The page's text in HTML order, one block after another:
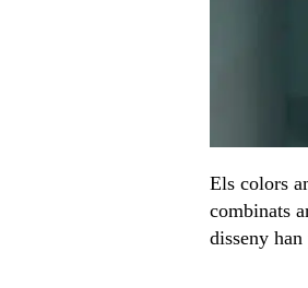
Els colors
combinats
disseny